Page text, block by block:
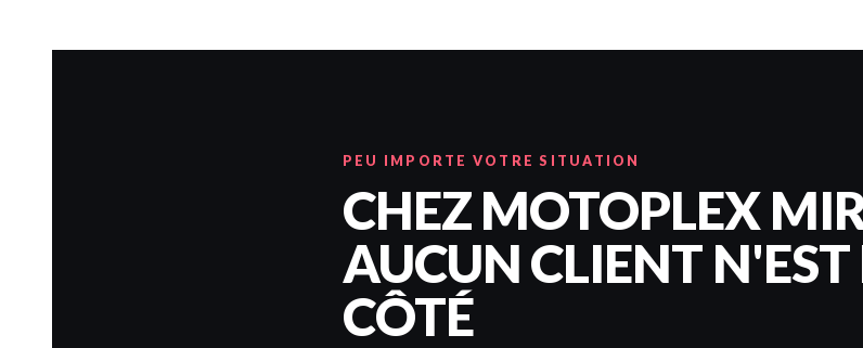
PEU IMPORTE VOTRE SITUATION
CHEZ MOTOPLEX
AUCUN CLIENT N'EST
CÔTÉ